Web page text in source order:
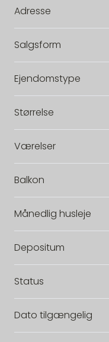
Adresse
Salgsform
Ejendomstype
Størrelse
Værelser
Balkon
Månedlig husleje
Depositum
Status
Dato tilgængelig